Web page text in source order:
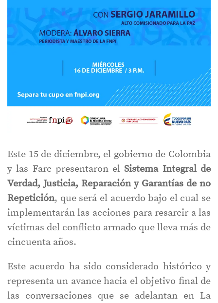
Este 15 de diciembre, el gobierno de Colombia
y las Farc presentaron el Sistema Integral de
Verdad, Justicia, Reparación y Garantías de no
Repetición, que será el acuerdo bajo el cual se
implementarán las acciones para resarcir a las
víctimas del conflicto armado que lleva más de
cincuenta años.
Este acuerdo ha sido considerado histórico y
representa un avance hacia el objetivo final de
las conversaciones que se adelantan en La